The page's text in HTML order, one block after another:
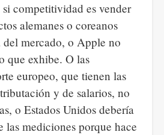
competitividad es vender
alemanes o coreanos
del mercado, o Apple no
que exhibe. O las
europeo, que tienen las
y de salarios, no
o Estados Unidos debería
las mediciones porque hace